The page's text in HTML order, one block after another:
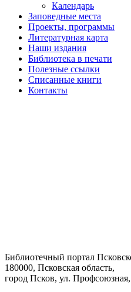
Календарь
Заповедные места
Проекты, программы
Литературная карта
Наши издания
Библиотека в печати
Полезные ссылки
Списанные книги
Контакты
Библиотечный портал
180000, Псковская область,
город Псков, ул.